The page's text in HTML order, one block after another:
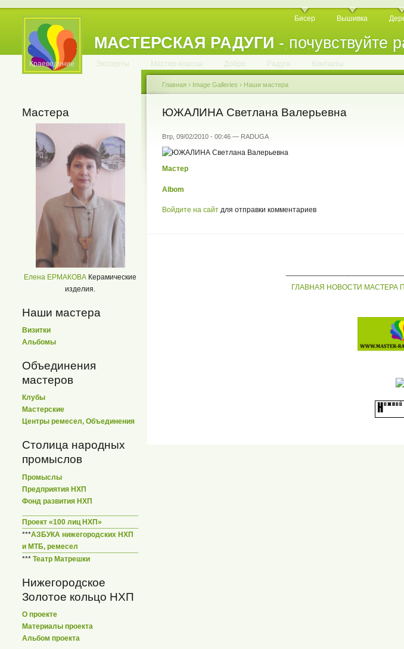
МАСТЕРСКАЯ РАДУГИ -
Бисер Вышивка
. . . . . . . . . . . . . . . . .
Краеведение Эксперты Мастер-классы Добро Радуга Контакты
Мастера
Елена ЕРМАКОВА Керамические
изделия.
Наши мастера
Визитки
Альбомы
Объединения
мастеров
Клубы
Мастерские
Центры ремесел, Объединения
Столица народных
промыслов
Промыслы
Предприятия НХП
Фонд развития НХП
Проект «100 лиц НХП»
***АЗБУКА нижегородских НХП
и МТБ, ремесел
*** Театр Матрешки
Нижегородское
Золотое кольцо НХП
О проекте
Материалы проекта
Альбом проекта
Главная › Image Galleries › Hаши мастера
ЮЖАЛИНА Светлана Валерьевна
Втр, 09/02/2010 - 00:46 — RADUGA
Мастер
Albom
Войдите на сайт для отправки комментариев
ГЛАВНАЯ НОВОСТИ МАСТЕРА